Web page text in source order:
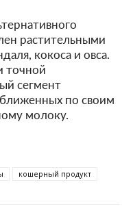
растительными
кокоса и овса.
точной
сегмент
по своим
молоку.
кошерный продукт